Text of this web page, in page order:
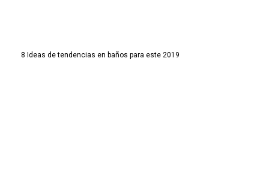
8 Ideas de tendencias en baños para este 2019